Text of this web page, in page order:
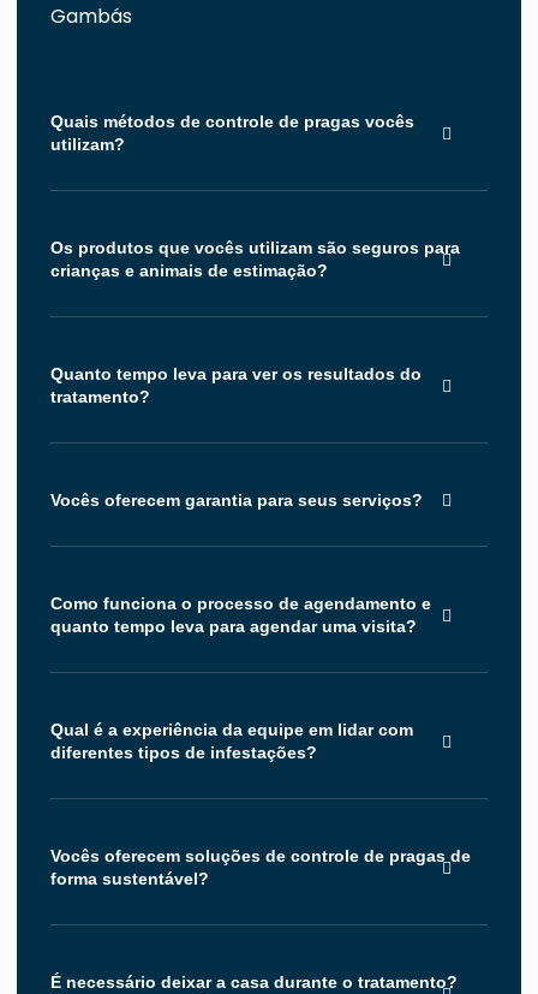
Gambás
Quais métodos de controle de pragas vocês
utilizam?
Os produtos que vocês utilizam são seguros para
crianças e animais de estimação?
Quanto tempo leva para ver os resultados do
tratamento?
Vocês oferecem garantia para seus serviços?
Como funciona o processo de agendamento e
quanto tempo leva para agendar uma visita?
Qual é a experiência da equipe em lidar com
diferentes tipos de infestações?
Vocês oferecem soluções de controle de pragas de
forma sustentável?
É necessário deixar a casa durante o tratamento?